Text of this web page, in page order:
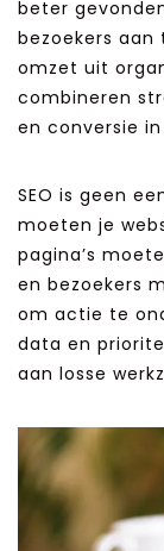
beter
bezoekers
omzet uit
combineren
en conversie
SEO is geen
moeten je
pagina’s
en bezoekers
om actie te
data en
aan losse